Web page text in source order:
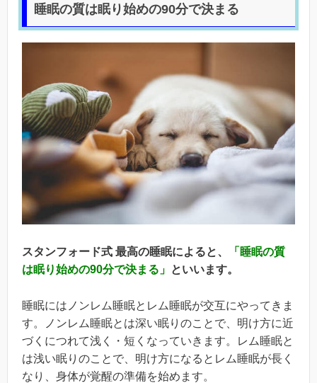
睡眠の質は眠り始めの90分で決まる
スタンフォード式 最高の睡眠によると、
「睡眠の質
は眠り始めの90分で決まる」 といいます。
睡眠にはノンレム睡眠とレム睡眠が交互にやってきま
す。ノンレム睡眠とは深い眠りのことで、明け方に近
づくにつれて浅く・短くなっていきます。レム睡眠と
は浅い眠りのことで、明け方になるとレム睡眠が長く
なり、身体が覚醒の準備を始めます。